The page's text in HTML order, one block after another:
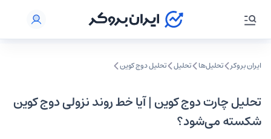
ایران بروکر تحلیل‌ها تحلیل‌ تحلیل دوج کوین
تحلیل چارت دوج کوین | آیا خط روند نزولی دوج کوین
شکسته می‌شود؟